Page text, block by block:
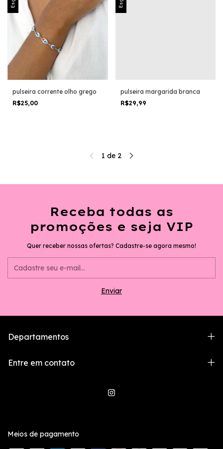
pulseira corrente olho grego
R$25,00
pulseira margarida branca
R$29,99
1 de 2
Receba todas as
promoções e seja VIP
Quer receber nossas ofertas? Cadastre-se agora mesmo!
Departamentos
Entre em contato
Meios de pagamento